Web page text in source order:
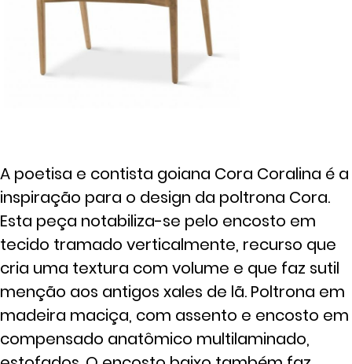
A poetisa e contista goiana Cora Coralina é a
inspiração para o design da poltrona Cora.
Esta peça notabiliza-se pelo encosto em
tecido tramado verticalmente, recurso que
cria uma textura com volume e que faz sutil
menção aos antigos xales de lã. Poltrona em
madeira maciça, com assento e encosto em
compensado anatômico multilaminado,